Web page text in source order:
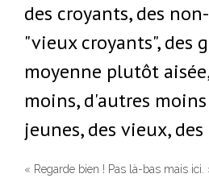
des croyants, des
"vieux croyants", des
moyenne plutôt
moins, d'autres
jeunes, des vieux,
« Regarde bien ! Pas là-bas mais